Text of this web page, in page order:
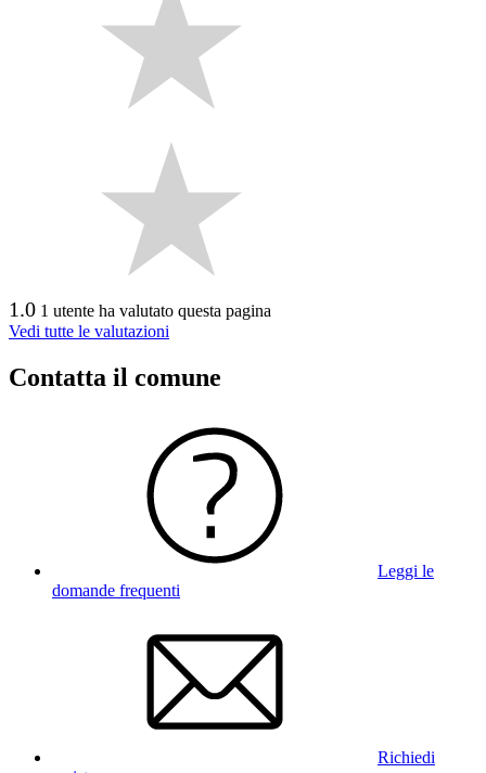
1.0 1 utente ha valutato questa pagina
Vedi tutte le valutazioni
Contatta il comune
Leggi le
domande frequenti
Richiedi